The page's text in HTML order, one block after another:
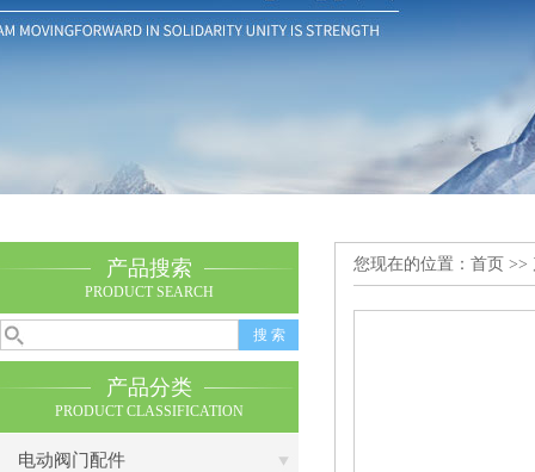
产品搜索
PRODUCT SEARCH
产品分类
PRODUCT CLASSIFICATION
电动阀门配件
您现在的位置： 首页 >>